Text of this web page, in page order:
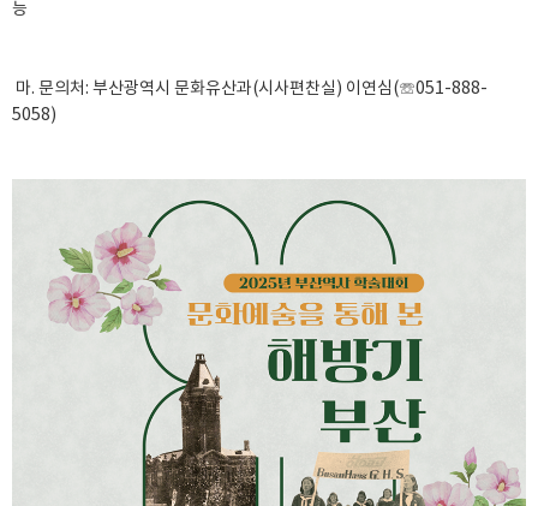
능
마. 문의처: 부산광역시 문화유산과(시사편찬실) 이연심(☏051-888-
5058)